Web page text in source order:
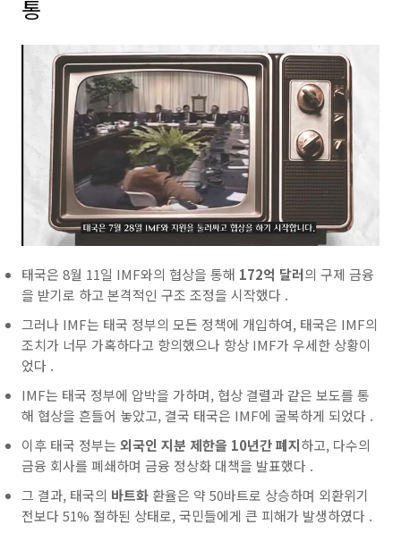
통
태국은 8월 11일 IMF와의 협상을 통해 172억 달러의 구제 금융
을 받기로 하고 본격적인 구조 조정을 시작했다 .
그러나 IMF는 태국 정부의 모든 정책에 개입하여, 태국은 IMF의
조치가 너무 가혹하다고 항의했으나 항상 IMF가 우세한 상황이
었다 .
IMF는 태국 정부에 압박을 가하며, 협상 결렬과 같은 보도를 통
해 협상을 흔들어 놓았고, 결국 태국은 IMF에 굴복하게 되었다 .
이후 태국 정부는 외국인 지분 제한을 10년간 폐지하고, 다수의
금융 회사를 폐쇄하며 금융 정상화 대책을 발표했다 .
그 결과, 태국의 바트화 환율은 약 50바트로 상승하며 외환위기
전보다 51% 절하된 상태로, 국민들에게 큰 피해가 발생하였다 .